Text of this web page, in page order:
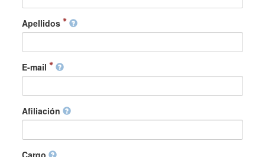
Apellidos
E-mail
Afiliación
Cargo